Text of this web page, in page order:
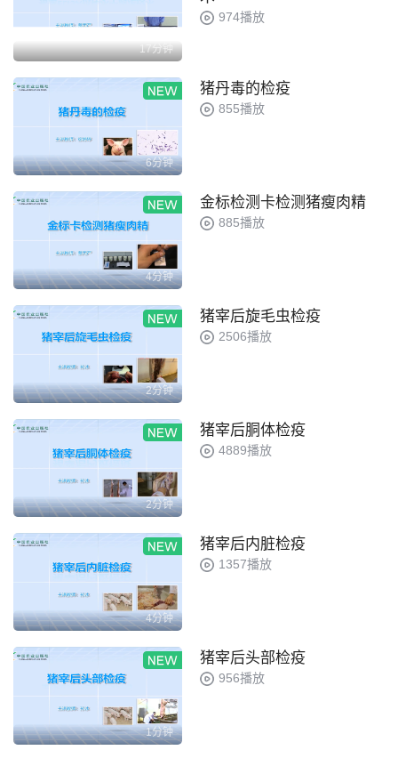
17分钟
974播放
6分钟
猪丹毒的检疫
855播放
4分钟
金标检测卡检测猪瘦肉精
885播放
2分钟
猪宰后旋毛虫检疫
2506播放
2分钟
猪宰后胴体检疫
4889播放
4分钟
猪宰后内脏检疫
1357播放
1分钟
猪宰后头部检疫
956播放